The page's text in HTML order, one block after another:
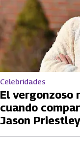
Celebridades
El vergonzoso
cuando
Jason Priestley